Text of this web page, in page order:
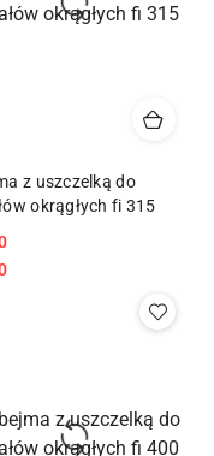
z uszczelką do
okrągłych fi 315